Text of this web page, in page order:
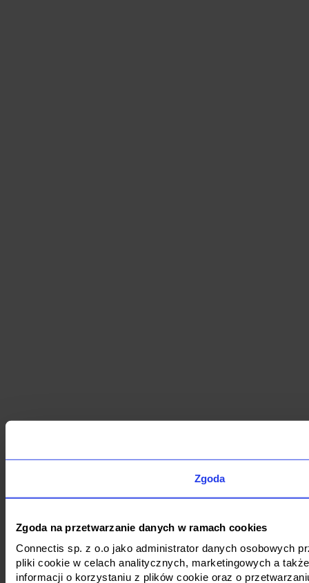
Zgoda
Zgoda na przetwarzanie danych w ramach cookies
Connectis sp. z o.o jako administrator danych osobowych
pliki cookie w celach analitycznych, marketingowych a
informacji o korzystaniu z plików cookie oraz o